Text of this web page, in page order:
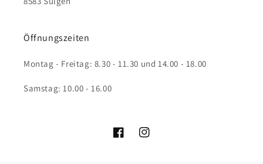
Öffnungszeiten
Montag - Freitag: 8.30 - 11.30 und 14.00 - 18.00
Samstag: 10.00 - 16.00
FacebookInstagram